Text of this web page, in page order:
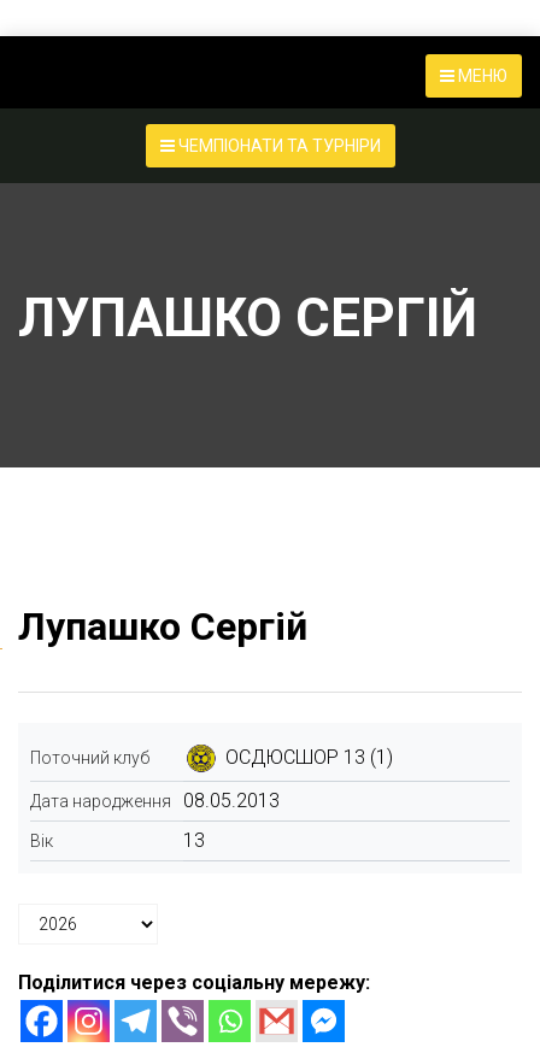
МЕНЮ
ЧЕМПІОНАТИ ТА ТУРНІРИ
ЛУПАШКО СЕРГІЙ
Лупашко Сергій
Поточний клуб ОСДЮСШОР 13 (1)
Дата народження 08.05.2013
Вік 13
Поділитися через соціальну мережу: